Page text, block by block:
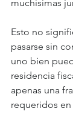
muchísimas
Esto no
pasarse sin
uno bien
residencia
apenas una
requeridos en